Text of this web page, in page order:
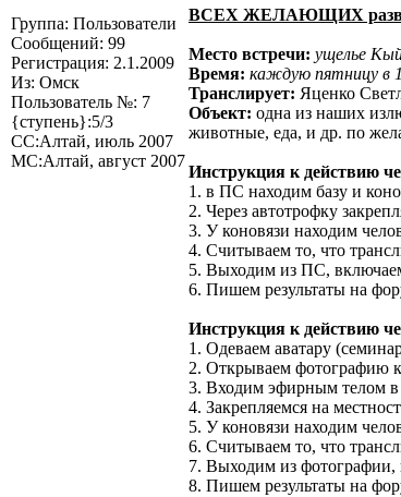
Группа: Пользователи
Сообщений: 99
Регистрация: 2.1.2009
Из: Омск
Пользователь №: 7
{ступень}:5/3
СС:Алтай, июль 2007
МС:Алтай, август 2007
ВСЕХ ЖЕЛАЮЩИХ
Место встречи: ущелье
Время: каждую пятницу в
Транслирует: Яценко
Объект: одна из наших
животные, еда, и др. по
Инструкция к действию
1. в ПС находим базу и
2. Через автотрофку
3. У коновязи находим
4. Считываем то, что
5. Выходим из ПС,
6. Пишем результаты на
Инструкция к действию
1. Одеваем аватару
2. Открываем фотографию
3. Входим эфирным телом
4. Закрепляемся на
5. У коновязи находим
6. Считываем то, что
7. Выходим из фотографии,
8. Пишем результаты на